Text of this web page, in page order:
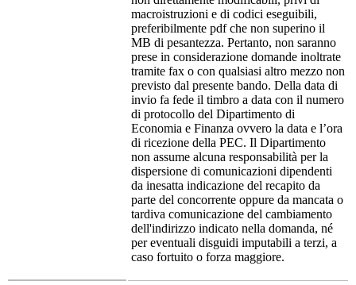
macroistruzioni e di codici eseguibili,
preferibilmente pdf che non superino il
MB di pesantezza. Pertanto, non saranno
prese in considerazione domande inoltrate
tramite fax o con qualsiasi altro mezzo non
previsto dal presente bando. Della data di
invio fa fede il timbro a data con il numero
di protocollo del Dipartimento di
Economia e Finanza ovvero la data e l’ora
di ricezione della PEC. Il Dipartimento
non assume alcuna responsabilità per la
dispersione di comunicazioni dipendenti
da inesatta indicazione del recapito da
parte del concorrente oppure da mancata o
tardiva comunicazione del cambiamento
dell'indirizzo indicato nella domanda, né
per eventuali disguidi imputabili a terzi, a
caso fortuito o forza maggiore.